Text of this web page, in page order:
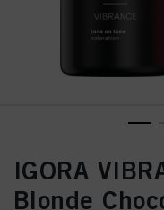
IGORA
Blonde